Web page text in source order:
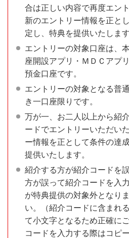
合は正しい内容で再度エン
新のエントリー情報を正と
定し、特典を提供いたします
エントリーの対象口座は、
座開設アプリ・ＭＤＣアプ
預金口座です。
エントリーの対象となる普
き一口座限りです。
万が一、お二人以上から紹
ードでエントリーいただい
ー情報を正として条件の達
提供いたします。
紹介する方が紹介コードを
方が誤って紹介コードを入
が特典提供の対象外となり
い。（紹介コードに含まれ
て小文字となるため正確に
コードを入力する際はコピ